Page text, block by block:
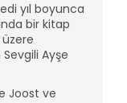
yıl boyunca
bir kitap
üzere
Ayşe
Joost ve